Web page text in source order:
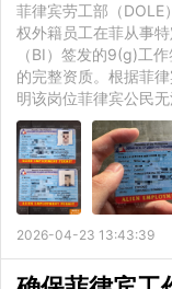
菲律宾劳工部（DOLE
权外籍员工在菲从事
（BI）签发的9(g)工
的完整资质。根据菲
明该岗位菲律宾公民
2026-04-23 13:43:39